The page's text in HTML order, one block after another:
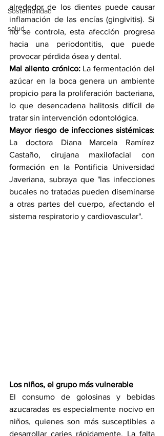
Sostenibilidad
salud
alrededor de los dientes puede causar
inflamación de las encías (gingivitis). Si
no se controla, esta afección progresa
hacia una periodontitis, que puede
provocar pérdida ósea y dental.
Mal aliento crónico: La fermentación del
azúcar en la boca genera un ambiente
propicio para la proliferación bacteriana,
lo que desencadena halitosis difícil de
tratar sin intervención odontológica.
Mayor riesgo de infecciones sistémicas:
La doctora Diana Marcela Ramírez
Castaño, cirujana maxilofacial con
formación en la Pontificia Universidad
Javeriana, subraya que "las infecciones
bucales no tratadas pueden diseminarse
a otras partes del cuerpo, afectando el
sistema respiratorio y cardiovascular".
Los niños, el grupo más vulnerable
El consumo de golosinas y bebidas
azucaradas es especialmente nocivo en
niños, quienes son más susceptibles a
desarrollar caries rápidamente. La falta